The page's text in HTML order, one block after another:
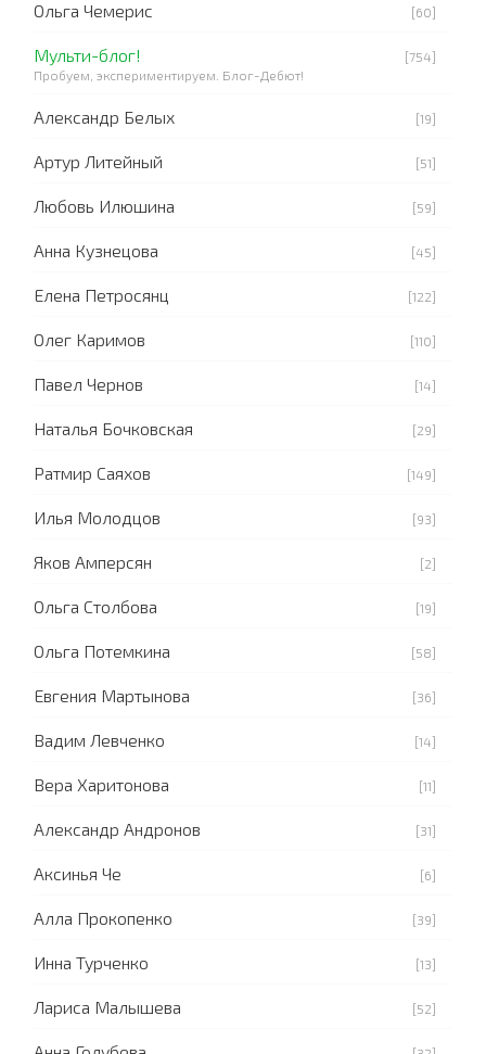
Ольга Чемерис [60]
Мульти-блог!
[754]
Пробуем, экспериментируем. Блог-Дебют!
Александр Белых [19]
Артур Литейный [51]
Любовь Илюшина [59]
Анна Кузнецова [45]
Елена Петросянц [122]
Олег Каримов [110]
Павел Чернов [14]
Наталья Бочковская [29]
Ратмир Саяхов [149]
Илья Молодцов [93]
Яков Амперсян [2]
Ольга Столбова [19]
Ольга Потемкина [58]
Евгения Мартынова [36]
Вадим Левченко [14]
Вера Харитонова [11]
Александр Андронов [31]
Аксинья Че [6]
Алла Прокопенко [39]
Инна Турченко [13]
Лариса Малышева [52]